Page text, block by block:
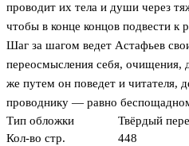
проводит их тела и души через
чтобы в конце концов подвести к
Шаг за шагом ведет Астафьев
переосмысления себя, очищения,
же путем он поведет и читателя,
проводнику — равно
Тип обложки
Твёрдый
Кол-во стр.
448